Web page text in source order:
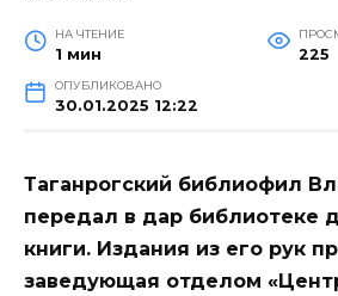
НА ЧТЕНИЕ
1 мин 225
ОПУБЛИКОВАНО
30.01.2025 12:22
Таганрогский библиофил
передал в дар библиотеке
книги. Издания из его рук
заведующая отделом